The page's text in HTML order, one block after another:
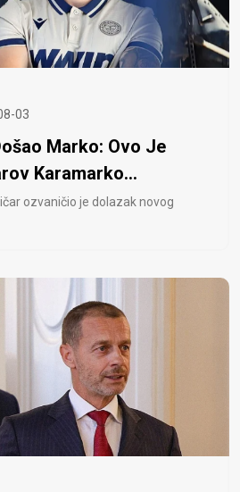
03
Marko: Ovo Je
Karamarko...
ozvaničio je dolazak novog